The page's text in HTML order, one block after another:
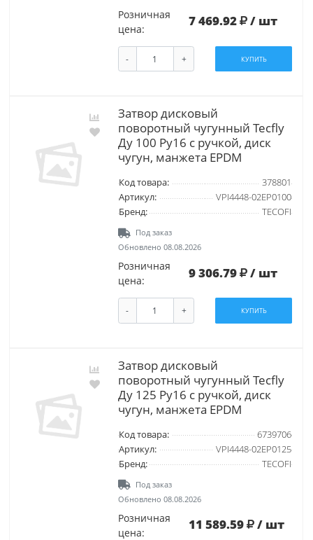
Розничная
цена:
7 469.92 / шт
- + КУПИТЬ
Затвор дисковый
поворотный чугунный Tecfly
Ду 100 Ру16 с ручкой, диск
чугун, манжета EPDM
Код товара:
378801
Артикул:
VPI4448-02EP0100
Бренд:
TECOFI
Под заказ
Обновлено 08.08.2026
Розничная
цена:
9 306.79 / шт
- + КУПИТЬ
Затвор дисковый
поворотный чугунный Tecfly
Ду 125 Ру16 с ручкой, диск
чугун, манжета EPDM
Код товара:
6739706
Артикул:
VPI4448-02EP0125
Бренд:
TECOFI
Под заказ
Обновлено 08.08.2026
Розничная
цена:
11 589.59 / шт